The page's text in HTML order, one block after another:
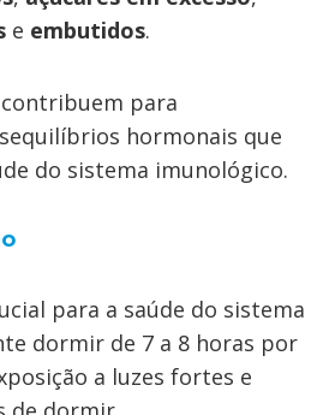
e embutidos.
para
hormonais que
do sistema imunológico.
para a saúde do sistema
dormir de 7 a 8 horas por
a luzes fortes e